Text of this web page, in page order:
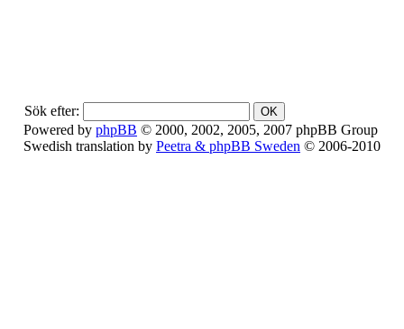
Sök efter:
Powered by phpBB © 2000, 2002, 2005, 2007 phpBB Group
Swedish translation by Peetra & phpBB Sweden © 2006-2010